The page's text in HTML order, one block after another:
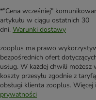
*"Cena wcześniej"
artykułu w ciągu ostatnich 30
dni. Warunki dostawy
zooplus ma prawo
bezpośrednich ofert
usług. W każdej chwili możesz
koszty przesyłu zgodnie z
obsługi klienta zooplus.
prywatności